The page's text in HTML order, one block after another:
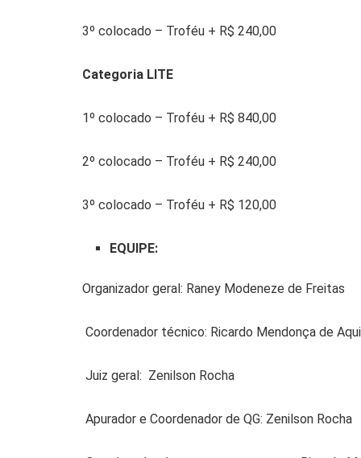
3º colocado – Troféu + R$ 240,00
Categoria LITE
1º colocado – Troféu + R$ 840,00
2º colocado – Troféu + R$ 240,00
3º colocado – Troféu + R$ 120,00
EQUIPE:
Organizador geral: Raney Modeneze de Freitas
Coordenador técnico: Ricardo Mendonça de
Juiz geral: Zenilson Rocha
Apurador e Coordenador de QG: Zenilson Rocha